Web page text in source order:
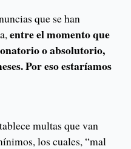
que se han
entre el momento que
o absolutorio,
Por eso estaríamos
multas que van
los cuales, “mal